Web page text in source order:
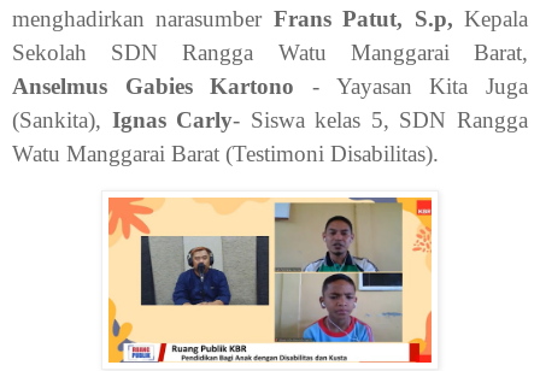
menghadirkan narasumberFrans Patut, S.p,Kepala
Sekolah SDN Rangga Watu Manggarai Barat,
Anselmus Gabies Kartono - Yayasan Kita Juga
(Sankita), Ignas Carly- Siswa kelas 5, SDN Rangga
Watu Manggarai Barat (Testimoni Disabilitas).